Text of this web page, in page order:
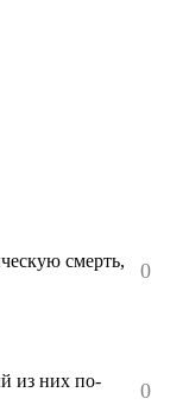
смерть,
0
из них по-
0